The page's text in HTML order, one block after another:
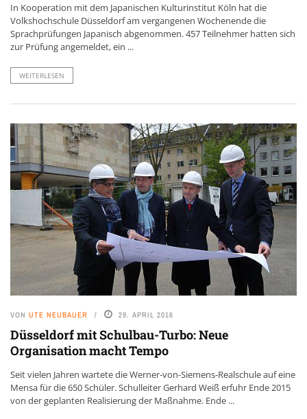
In Kooperation mit dem Japanischen Kulturinstitut Köln hat die
Volkshochschule Düsseldorf am vergangenen Wochenende die
Sprachprüfungen Japanisch abgenommen. 457 Teilnehmer hatten sich
zur Prüfung angemeldet, ein ...
WEITERLESEN
VON UTE NEUBAUER 29. APRIL 2016
Düsseldorf mit Schulbau-Turbo: Neue
Organisation macht Tempo
Seit vielen Jahren wartete die Werner-von-Siemens-Realschule auf eine
Mensa für die 650 Schüler. Schulleiter Gerhard Weiß erfuhr Ende 2015
von der geplanten Realisierung der Maßnahme. Ende ...